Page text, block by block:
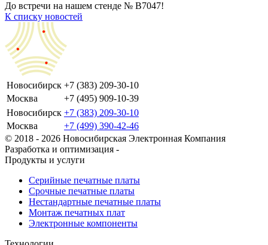
До встречи на нашем стенде № B7047!
К списку новостей
Новосибирск +7 (383) 209-30-10
Москва
+7 (495) 909-10-39
Новосибирск +7 (383) 209-30-10
Москва
+7 (499) 390-42-46
© 2018 - 2026 Новосибирская Электронная Компания
Разработка и оптимизация -
Продукты и услуги
Серийные печатные платы
Срочные печатные платы
Нестандартные печатные платы
Монтаж печатных плат
Электронные компоненты